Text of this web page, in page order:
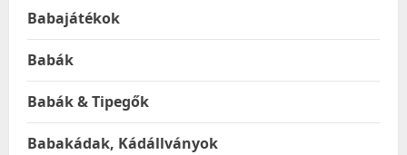
Babajátékok
Babák
Babák & Tipegők
Babakádak, Kádállványok